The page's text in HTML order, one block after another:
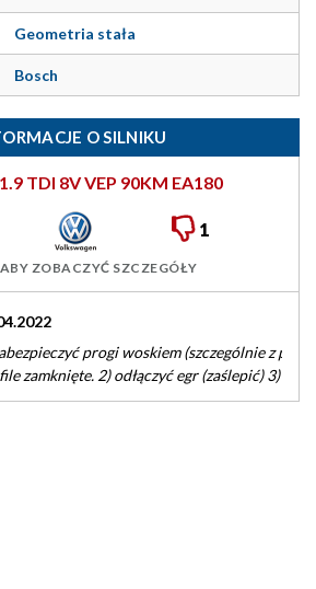
Geometria stała
Bosch
O SILNIKU
TDI 8V VEP 90KM EA180
1
ZOBACZYĆ SZCZEGÓŁY
woskiem (szczególnie z przodu Tecyl) i
egr (zaślepić) 3) co jakiś czas